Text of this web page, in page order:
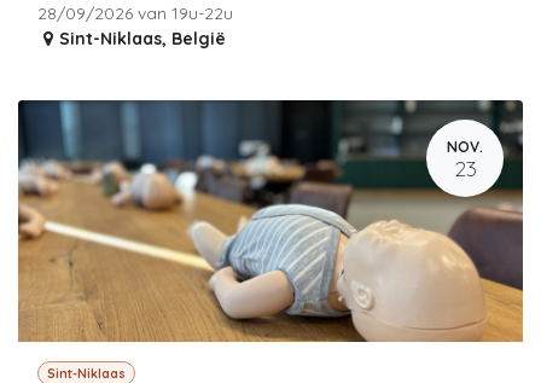
28/09/2026 van 19u-22u
Sint-Niklaas, België
NOV.
23
Sint-Niklaas